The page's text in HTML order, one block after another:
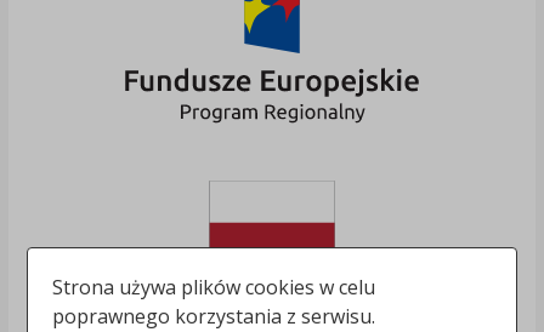
Strona używa plików cookies w celu
poprawnego korzystania z serwisu.